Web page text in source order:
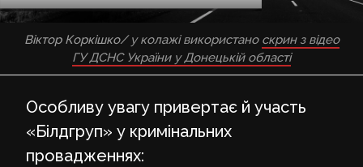
Віктор Коркішко/ у колажі використано скрин з відео
ГУ ДСНС України у Донецькій області
Особливу увагу привертає й участь
«Білдгруп» у кримінальних
провадженнях: